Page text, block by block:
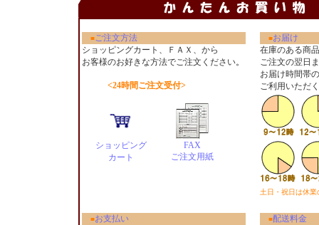
■ご注文方法 ■お届け
ショッピングカート、ＦＡＸ、から
お客様のお好きな方法でご注文ください。
<24時間ご注文受付>
ショッピング
カート
FAX
ご注文用紙
在庫のある商
ご注文の翌日
お届け時間帯
ご利用いただ
土日・祝日は休
■お支払い
■配送料金